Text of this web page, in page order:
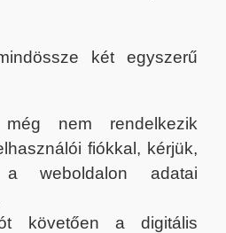
két egyszerű
még nem rendelkezik
fiókkal, kérjük,
a weboldalon adatai
követően a digitális